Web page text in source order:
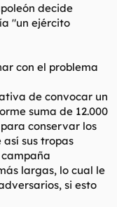
decide
"un ejército
con el problema
de convocar un
suma de 12.000
conservar los
sus tropas
largas, lo cual le
si esto